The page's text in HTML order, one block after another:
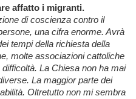
affatto i migranti.
di coscienza contro il
una cifra enorme. Avrà
tempi della richiesta della
molte associazioni cattoliche
La Chiesa non ha mai
La maggior parte dei
Oltretutto non mi sembra